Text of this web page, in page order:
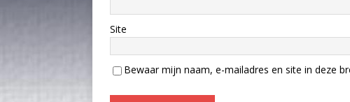
Site
Bewaar mijn naam, e-mailadres en site in deze